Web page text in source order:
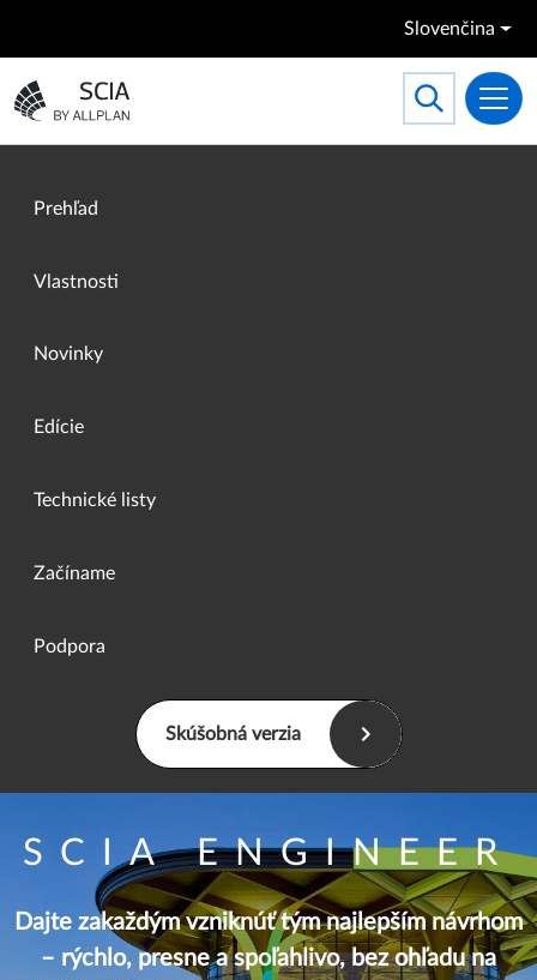
Slovenčina
Prejsť na domovskú stránku
Toggle
Search
Prehľad
Vlastnosti
Novinky
Edície
Technické listy
Začíname
Podpora
Skúšobná verzia
SCIA ENGINEER
Dajte zakaždým vzniknúť tým najlepším návrhom
– rýchlo, presne a spoľahlivo, bez ohľadu na